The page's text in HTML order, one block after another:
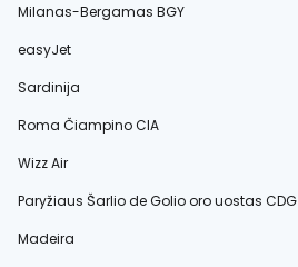
Milanas-Bergamas BGY
easyJet
Sardinija
Roma Čiampino CIA
Wizz Air
Paryžiaus Šarlio de Golio oro uostas CDG
Madeira